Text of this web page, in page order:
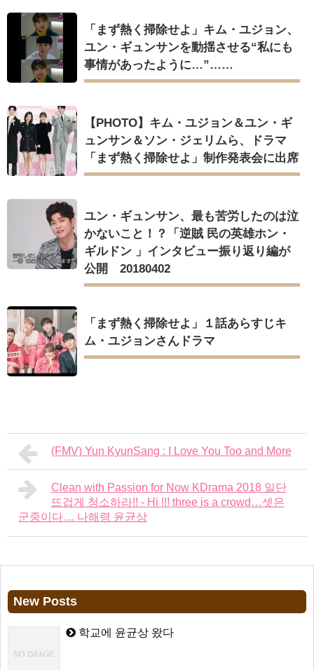
「まず熱く掃除せよ」キム・ユジョン、
ユン・ギュンサンを動揺させる“私にも
事情があったように…”……
【PHOTO】キム・ユジョン＆ユン・ギ
ュンサン＆ソン・ジェリムら、ドラマ
「まず熱く掃除せよ」制作発表会に出席
ユン・ギュンサン、最も苦労したのは泣
かないこと！？「逆賊 民の英雄ホン・
ギルドン 」インタビュー振り返り編が
公開 20180402
「まず熱く掃除せよ」１話あらすじキ
ム・ユジョンさんドラマ
(FMV) Yun KyunSang : I Love You Too and More
Clean with Passion for Now KDrama 2018 일단
뜨겁게 청소하라!! - Hi !!! three is a crowd…셋은
군중이다… 나해령 윤균상
New Posts
학교에 윤균상 왔다